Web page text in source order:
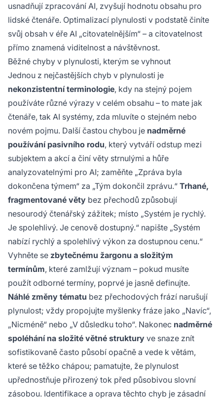
usnadňují zpracování AI, zvyšují hodnotu obsahu pro
lidské čtenáře. Optimalizací plynulosti v podstatě činíte
svůj obsah v éře AI „citovatelnějším“ – a citovatelnost
přímo znamená viditelnost a návštěvnost.
Běžné chyby v plynulosti, kterým se vyhnout
Jednou z nejčastějších chyb v plynulosti je
nekonzistentní terminologie, kdy na stejný pojem
používáte různé výrazy v celém obsahu – to mate jak
čtenáře, tak AI systémy, zda mluvíte o stejném nebo
novém pojmu. Další častou chybou je nadměrné
používání pasivního rodu, který vytváří odstup mezi
subjektem a akcí a činí věty strnulými a hůře
analyzovatelnými pro AI; zaměňte „Zpráva byla
dokončena týmem“ za „Tým dokončil zprávu.“ Trhané,
fragmentované věty bez přechodů způsobují
nesourodý čtenářský zážitek; místo „Systém je rychlý.
Je spolehlivý. Je cenově dostupný.“ napište „Systém
nabízí rychlý a spolehlivý výkon za dostupnou cenu.“
Vyhněte se zbytečnému žargonu a složitým
termínům, které zamlžují význam – pokud musíte
použít odborné termíny, poprvé je jasně definujte.
Náhlé změny tématu bez přechodových frází narušují
plynulost; vždy propojujte myšlenky fráze jako „Navíc“,
„Nicméně“ nebo „V důsledku toho“. Nakonec nadměrné
spoléhání na složité větné struktury ve snaze znít
sofistikovaně často působí opačně a vede k větám,
které se těžko chápou; pamatujte, že plynulost
upřednostňuje přirozený tok před působivou slovní
zásobou. Identifikace a oprava těchto chyb je zásadní